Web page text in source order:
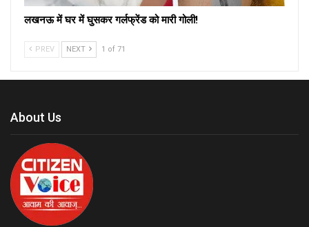
लखनऊ में घर में घुसकर गर्लफ्रेंड को मारी गोली!
PREV NEXT 1 of 71
About Us